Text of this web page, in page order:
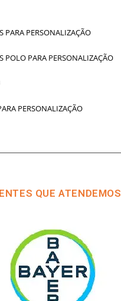
PARA PERSONALIZAÇÃO
POLO PARA PERSONALIZAÇÃO
PERSONALIZAÇÃO
QUE ATENDEMOS